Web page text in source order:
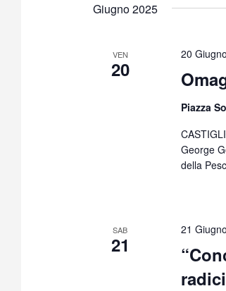
Giugno 2025
VEN
20
20
Piazza
George
della
SAB
21
21